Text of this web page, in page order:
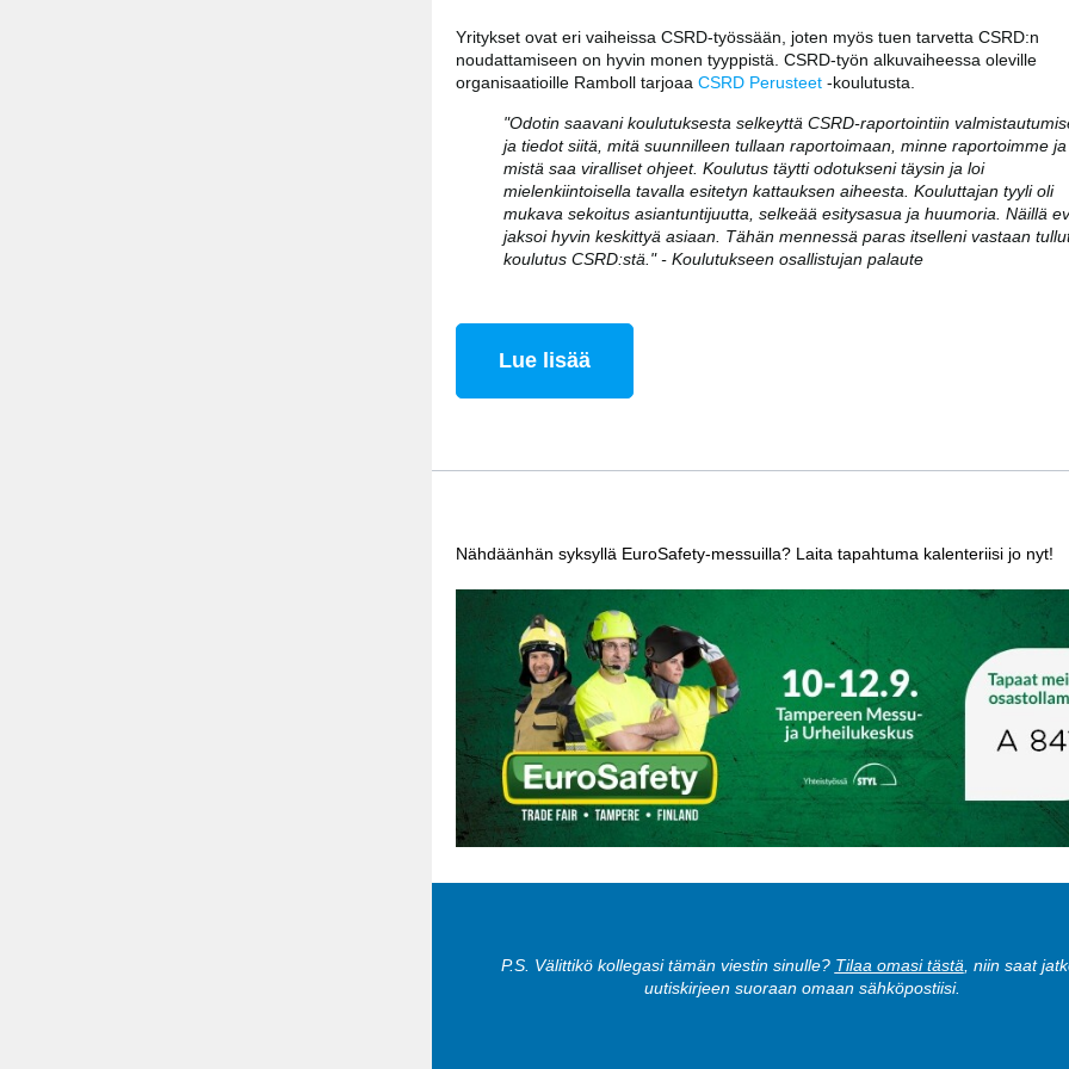
Yritykset ovat eri vaiheissa CSRD-työssään, joten myös tuen tarvetta CSRD:n
noudattamiseen on hyvin monen tyyppistä. CSRD-työn alkuvaiheessa oleville
organisaatioille Ramboll tarjoaa CSRD Perusteet -koulutusta.
"Odotin saavani koulutuksesta selkeyttä CSRD-raportointiin
ja tiedot siitä, mitä suunnilleen tullaan raportoimaan, minne raportoimme ja
mistä saa viralliset ohjeet. Koulutus täytti odotukseni täysin ja loi
mielenkiintoisella tavalla esitetyn kattauksen aiheesta. Kouluttajan tyyli oli
mukava sekoitus asiantuntijuutta, selkeää esitysasua ja huumoria. Näillä
jaksoi hyvin keskittyä asiaan. Tähän mennessä paras itselleni vastaan
koulutus CSRD:stä." - Koulutukseen osallistujan palaute
Lue lisää
Nähdäänhän syksyllä EuroSafety-messuilla? Laita tapahtuma kalenteriisi jo nyt!
P.S. Välittikö kollegasi tämän viestin sinulle? Tilaa omasi tästä , niin saat
uutiskirjeen suoraan omaan sähköpostiisi.